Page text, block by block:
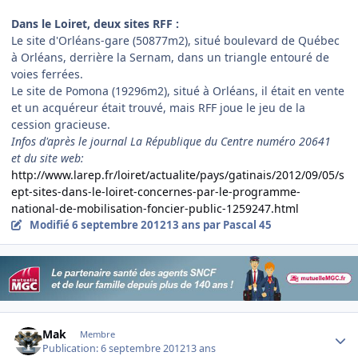
Dans le Loiret, deux sites RFF :
Le site d'Orléans-gare (50877m2), situé boulevard de Québec
à Orléans, derrière la Sernam, dans un triangle entouré de
voies ferrées.
Le site de Pomona (19296m2), situé à Orléans, il était en vente
et un acquéreur était trouvé, mais RFF joue le jeu de la
cession gracieuse.
Infos d'après le journal La République du Centre numéro 20641
et du site web:
http://www.larep.fr/loiret/actualite/pays/gatinais/2012/09/05/s
ept-sites-dans-le-loiret-concernes-par-le-programme-
national-de-mobilisation-foncier-public-1259247.html
Modifié6 septembre 201213 ans par Pascal 45
Mak Membre
Publication:6 septembre 201213 ans